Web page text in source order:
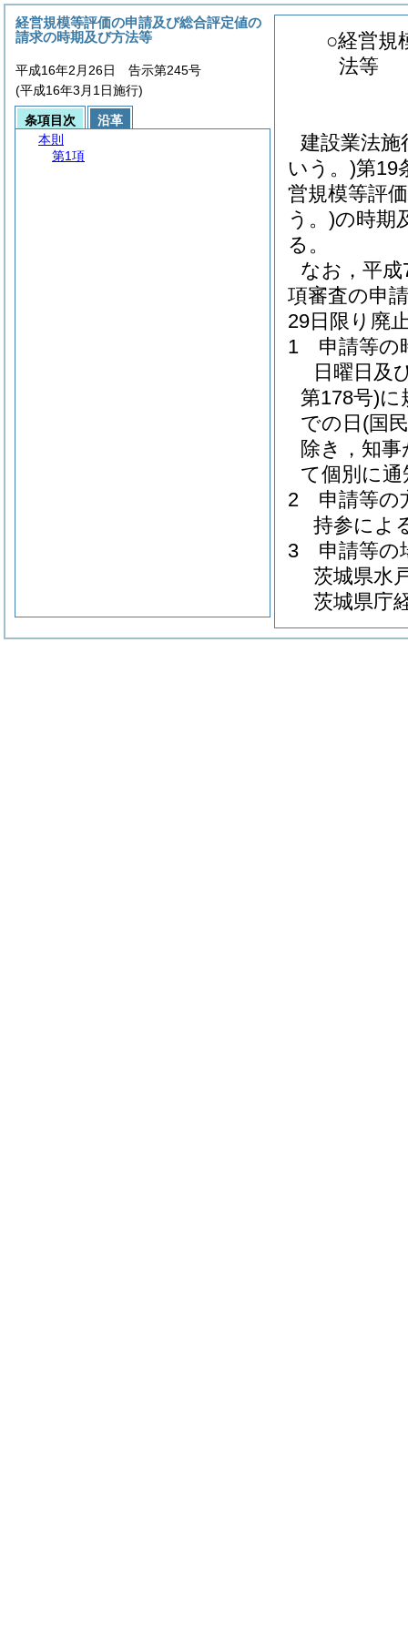
○経営規
法等
建設業法施
いう。)第19
営規模等評
う。)の時期
る。
なお，平
項審査の申
29日限り廃
1 申請等の
日曜日及
第178号)に
での日 (国
除き，知
て個別に
2 申請等の
持参によ
3 申請等の
茨城県水
茨城県庁
経営規模等評価の申請及び総合評定値の
請求の時期及び方法等
平成16年2月26日 告示第245号
(平成16年3月1日施行)
条項目次
沿革
本則
第1項